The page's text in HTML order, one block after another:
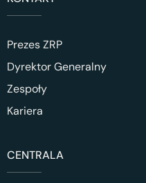
Prezes ZRP
Dyrektor Generalny
Zespoły
Kariera
CENTRALA